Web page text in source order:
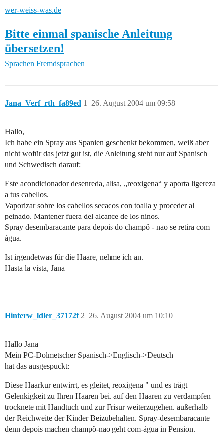
wer-weiss-was.de
Bitte einmal spanische Anleitung
übersetzen!
Sprachen Fremdsprachen
Jana_Verf_rth_fa89ed 26. August 2004 um 09:58
1
Hallo,
Ich habe ein Spray aus Spanien geschenkt bekommen, weiß aber
nicht wofür das jetzt gut ist, die Anleitung steht nur auf Spanisch
und Schwedisch darauf:
Este acondicionador desenreda, alisa, „reoxigena“ y aporta ligereza
a tus cabellos.
Vaporizar sobre los cabellos secados con toalla y proceder al
peinado. Mantener fuera del alcance de los ninos.
Spray desembaracante para depois do champô - nao se retira com
água.
Ist irgendetwas für die Haare, nehme ich an.
Hasta la vista, Jana
Hinterw_ldler_37172f 26. August 2004 um 10:10
2
Hallo Jana
Mein PC-Dolmetscher Spanisch->Englisch->Deutsch
hat das ausgespuckt:
Diese Haarkur entwirrt, es gleitet, reoxigena " und es trägt
Gelenkigkeit zu Ihren Haaren bei. auf den Haaren zu verdampfen
trocknete mit Handtuch und zur Frisur weiterzugehen. außerhalb
der Reichweite der Kinder Beizubehalten. Spray-desembaracante
denn depois machen champô-nao geht com-água in Pension.